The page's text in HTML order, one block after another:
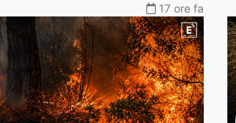
17 ore fa